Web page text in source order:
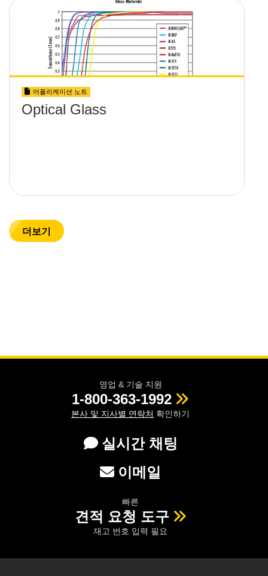
어플리케이션 노트
Optical Glass
더보기
영업 & 기술 지원
1-800-363-1992
본사 및 지사별 연락처 확인하기
실시간 채팅
이메일
빠른
견적 요청 도구
재고 번호 입력 필요